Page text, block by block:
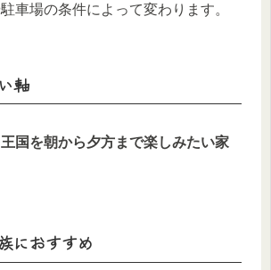
車場の条件によって変わります。
軸
国を朝から夕方まで楽しみたい家
におすすめ